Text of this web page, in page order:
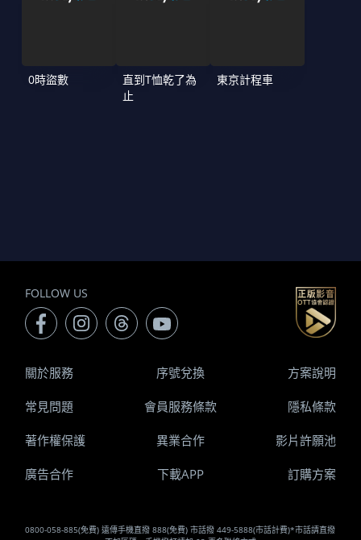
0時盜數
直到T恤乾了為
止
東京計程車
FOLLOW US
0800-058-885(免費) 遠傳手機直撥 888(免費) 市話撥 449-5888(市話計費)*市話請直撥
關於服務 序號兌換 方案說明
常見問題 會員服務條款 隱私條款
著作權保護 異業合作 影片許願池
廣告合作 下載APP 訂購方案